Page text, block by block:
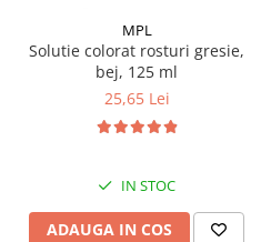
MPL
Solutie colorat rosturi gresie,
bej, 125 ml
25,65 Lei
IN STOC
ADAUGA IN COS